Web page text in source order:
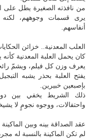
من نافذته الصغيرة يطل على
يرى قسمات وجوههم،
أنفاسهم.
العلب المعدنية.. خزائن
كان يحمل العلبة المعدنية كأنه
يعرف وزن كل فيلم، ويشمّ
يفتح العلبة بحذر يشبه
بإصبعين خبيرين.
ذلك الشريط يخفي بين
واحتفالات، ووجوه نجومٍ لا
عقد الصداقة بينه وبين الماكينة
لم تكن الماكينة بالنسبة له